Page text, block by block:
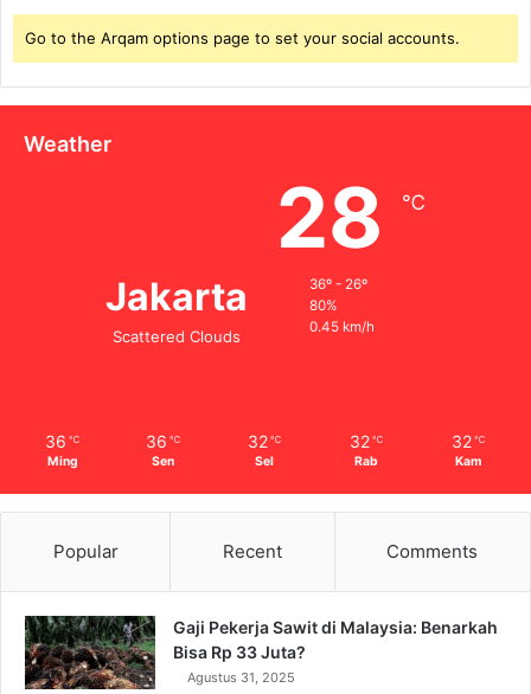
Go to the Arqam options page to set your social accounts.
Weather
Jakarta
Scattered Clouds
28 ℃
36º - 26º
80%
0.45 km/h
36 ℃
Ming
36 ℃
Sen
32 ℃
Sel
32 ℃
Rab
32 ℃
Kam
Popular Recent Comments
Gaji Pekerja Sawit di Malaysia: Benarkah
Bisa Rp 33 Juta?
Agustus 31, 2025